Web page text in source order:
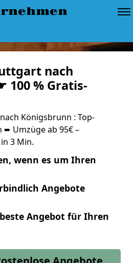
nach
100 % Gratis-
Königsbrunn : Top-
Umzüge ab 95€ –
3 Min.
wenn es um Ihren
Angebote
Angebot für Ihren